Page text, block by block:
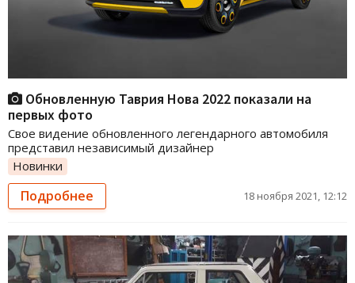
Обновленную Таврия Нова 2022 показали на
первых фото
Свое видение обновленного легендарного автомобиля
представил независимый дизайнер
Новинки
Подробнее 18 ноября 2021, 12:12